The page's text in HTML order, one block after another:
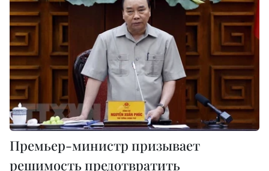
Премьер-министр призывает
решимость предотвратить